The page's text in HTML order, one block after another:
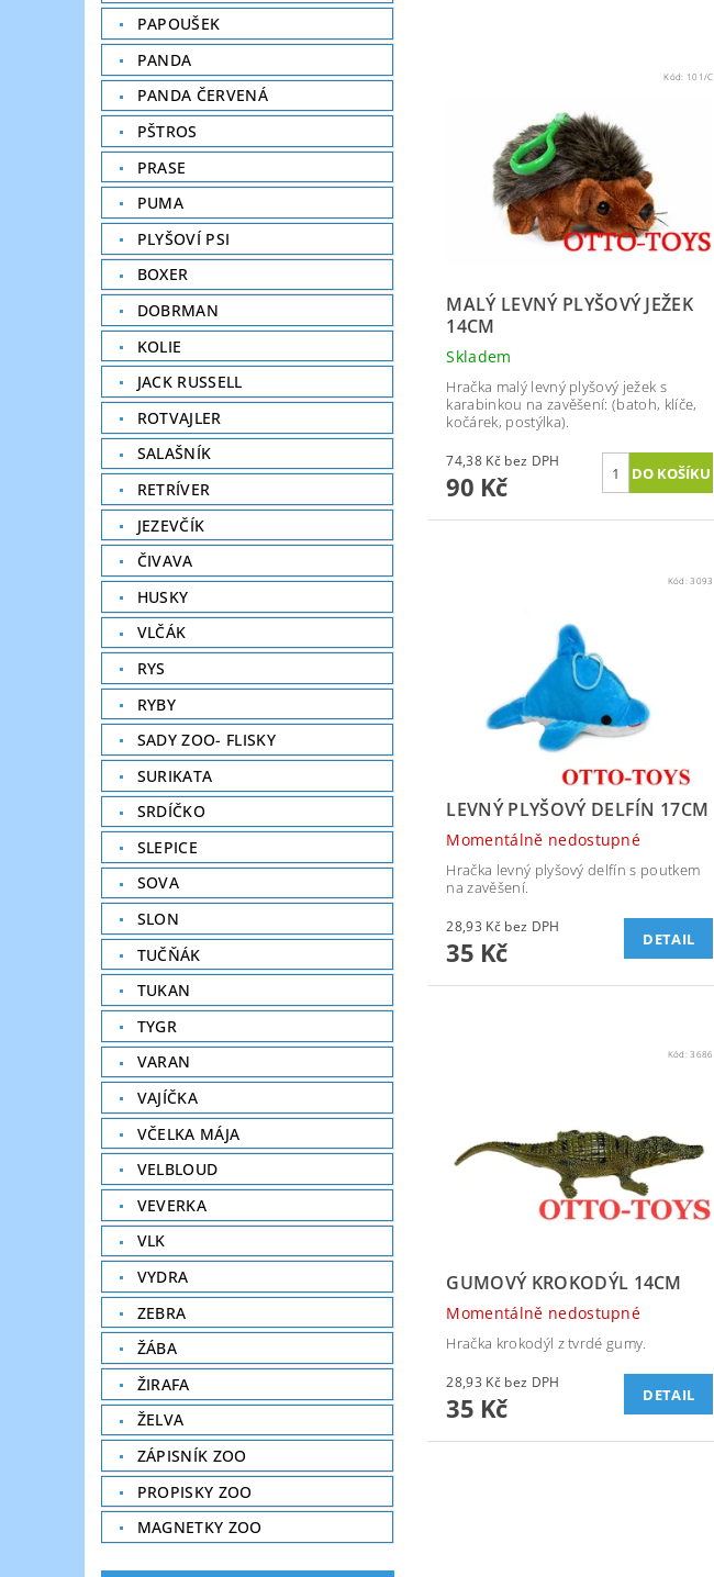
PAPOUŠEK
PANDA
PANDA ČERVENÁ
PŠTROS
PRASE
PUMA
PLYŠOVÍ PSI
BOXER
DOBRMAN
KOLIE
JACK RUSSELL
ROTVAJLER
SALAŠNÍK
RETRÍVER
JEZEVČÍK
ČIVAVA
HUSKY
VLČÁK
RYS
RYBY
SADY ZOO- FLISKY
SURIKATA
SRDÍČKO
SLEPICE
SOVA
SLON
TUČŇÁK
TUKAN
TYGR
VARAN
VAJÍČKA
VČELKA MÁJA
VELBLOUD
VEVERKA
VLK
VYDRA
ZEBRA
ŽÁBA
ŽIRAFA
ŽELVA
ZÁPISNÍK ZOO
PROPISKY ZOO
MAGNETKY ZOO
Kód: 101/C
MALÝ LEVNÝ PLYŠOVÝ JEŽEK
14CM
Skladem
Hračka malý levný plyšový ježek s
karabinkou na zavěšení: (batoh, klíče,
kočárek, postýlka).
74,38 Kč bez DPH
90 Kč
Kód:3093
LEVNÝ PLYŠOVÝ DELFÍN 17CM
Momentálně nedostupné
Hračka levný plyšový delfín s poutkem
na zavěšení.
28,93 Kč bez DPH
35 Kč DETAIL
Kód:3686
GUMOVÝ KROKODÝL 14CM
Momentálně nedostupné
Hračka krokodýl z tvrdé gumy.
28,93 Kč bez DPH
35 Kč DETAIL